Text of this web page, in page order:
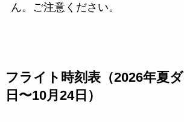
ん。ご注意ください。
フライト時刻表（2026年夏
日〜10月24日）